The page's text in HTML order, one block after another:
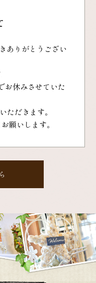
ありがとうござい
お休みさせていた
ただきます。
願いします。